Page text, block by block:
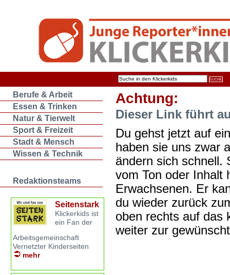
Berufe & Arbeit
Essen & Trinken
Natur & Tierwelt
Sport & Freizeit
Stadt & Mensch
Wissen & Technik
Redaktionsteams
Seitenstark
Klickerkids ist
ein Fan der
Arbeitsgemeinschaft
Vernetzter Kinderseiten
mehr
Achtung:
Dieser Link führt
Du gehst jetzt auf
haben sie uns zwar
ändern sich schnell.
vom Ton oder Inhalt
Erwachsenen. Er
du wieder zurück
oben rechts auf das
weiter zur